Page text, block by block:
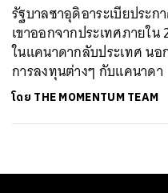
รัฐบาลซาอุดิอาระเบียประ
เขาออกจากประเทศภายใน
ในแคนาดากลับประเทศ นอ
การลงทุนต่างๆ กับแคนาดา
โดย THE MOMENTUM TEAM